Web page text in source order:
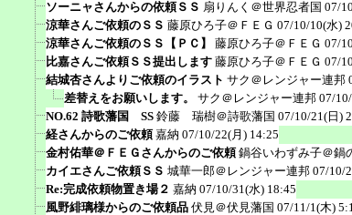
ソーニャさんからの依頼ＳＳ 扇りんく＠世界忍者国 07/
涼華さんご依頼のＳＳ 藤原ひろ子＠ＦＥＧ 07/10/10(水)
涼華さんご依頼のＳＳ【ＰＣ】
藤原ひろ子＠ＦＥＧ 07/
比嘉さんご依頼ＳＳ提出します 藤原ひろ子＠ＦＥＧ 07/
結城杏さんよりご依頼のイラスト サク＠レンジャー連邦
差替えをお願いします。
サク＠レンジャー連邦 07/
NO.62 詩歌藩国 SS 鈴藤 瑞樹＠詩歌藩国 07/10/21(日)
経さんからのご依頼 嘉納 07/10/22(月) 14:25
金村佑華＠ＦＥＧさんからのご依頼 鍋谷いわずみ子＠鍋
カイエさんご依頼ＳＳ 城華一郎＠レンジャー連邦 07/10/
Re:完成依頼物置き場２ 嘉納 07/10/31(水) 18:45
風野緋璃様からのご依頼品 伏見＠伏見藩国 07/11/1(木)